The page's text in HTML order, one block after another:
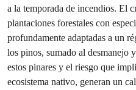
a la temporada de incendios. El
plantaciones forestales con
profundamente adaptadas a un
los pinos, sumado al desmanejo
estos pinares y el riesgo que
ecosistema nativo, generan un